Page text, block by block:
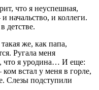
что я неуспешная,
начальство, и коллеги.
детстве.
же, как папа,
Ругала меня
что я уродина… И еще:
встал у меня в горле,
Слезы подступили